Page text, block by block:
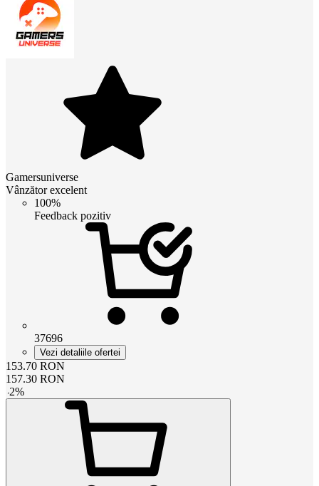
Gamersuniverse
Vânzător excelent
100%
Feedback pozitiv
37696
Vezi detaliile ofertei
153.70 RON
157.30 RON
-2%